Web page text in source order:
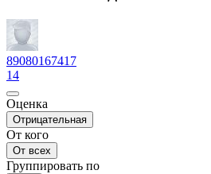
89080167417
14
Оценка
Отрицательная
От кого
От всех
Группировать по